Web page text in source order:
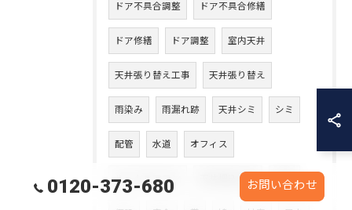
ドア不具合調整 ドア不具合修繕
ドア修繕 ドア調整 室内天井
天井張り替え工事 天井張り替え
雨染み 雨漏れ跡 天井シミ シミ
配管 水道 オフィス
ルームエアコン 天井埋込み型 足場
0120-373-680 お問い合わせ